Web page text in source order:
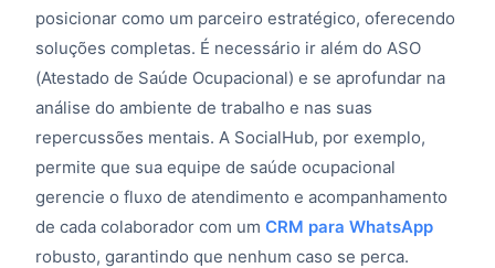
posicionar como um parceiro estratégico, oferecendo
soluções completas. É necessário ir além do ASO
(Atestado de Saúde Ocupacional) e se aprofundar na
análise do ambiente de trabalho e nas suas
repercussões mentais. A SocialHub, por exemplo,
permite que sua equipe de saúde ocupacional
gerencie o fluxo de atendimento e acompanhamento
de cada colaborador com um CRM para WhatsApp
robusto, garantindo que nenhum caso se perca.